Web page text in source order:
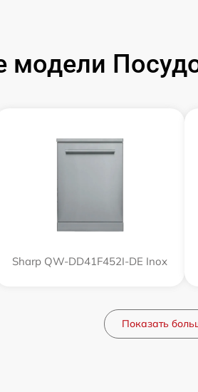
модели
Sharp QW-DD41F452I-DE Inox
Показать